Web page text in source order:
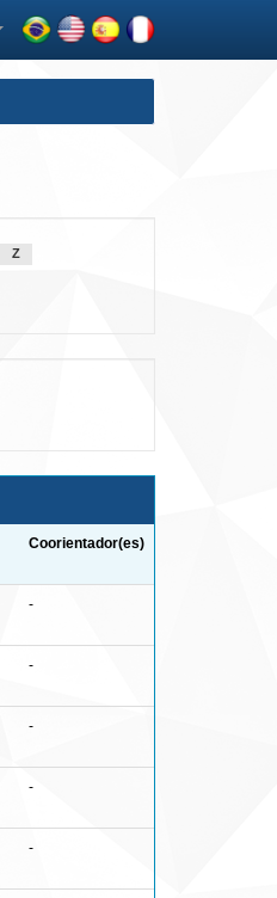
Z
Coorientador(es)
-
-
-
-
-